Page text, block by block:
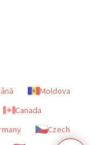
Moldova
Canada
Czech